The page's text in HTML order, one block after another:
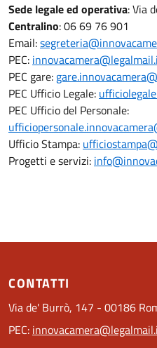
Sede legale ed operativa: Via
Centralino: 06 69 76 901
Email:
PEC:
PEC gare:
PEC Ufficio Legale:
PEC Ufficio del Personale:
Ufficio Stampa:
Progetti e servizi:
CONTATTI
Via de' Burrò, 147 - 00186
PEC: